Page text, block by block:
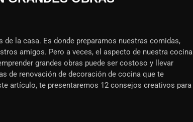
la casa. Es donde preparamos nuestras comidas,
amigos. Pero a veces, el aspecto de nuestra cocina
grandes obras puede ser costoso y llevar
de renovación de decoración de cocina que te
artículo, te presentaremos 12 consejos creativos para